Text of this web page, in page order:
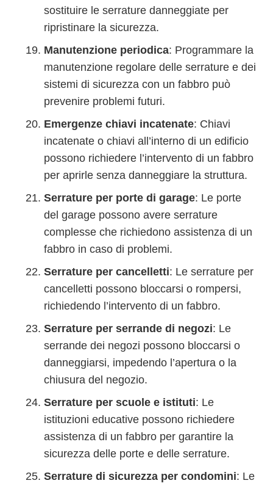
sostituire le serrature danneggiate per
ripristinare la sicurezza.
Manutenzione periodica: Programmare la
manutenzione regolare delle serrature e dei
sistemi di sicurezza con un fabbro può
prevenire problemi futuri.
Emergenze chiavi incatenate: Chiavi
incatenate o chiavi all’interno di un edificio
possono richiedere l’intervento di un fabbro
per aprirle senza danneggiare la struttura.
Serrature per porte di garage: Le porte
del garage possono avere serrature
complesse che richiedono assistenza di un
fabbro in caso di problemi.
Serrature per cancelletti: Le serrature per
cancelletti possono bloccarsi o rompersi,
richiedendo l’intervento di un fabbro.
Serrature per serrande di negozi: Le
serrande dei negozi possono bloccarsi o
danneggiarsi, impedendo l’apertura o la
chiusura del negozio.
Serrature per scuole e istituti: Le
istituzioni educative possono richiedere
assistenza di un fabbro per garantire la
sicurezza delle porte e delle serrature.
Serrature di sicurezza per condomini: Le